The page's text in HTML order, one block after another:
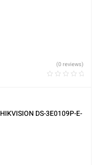
(0 reviews)
DS-3E0109P-E-